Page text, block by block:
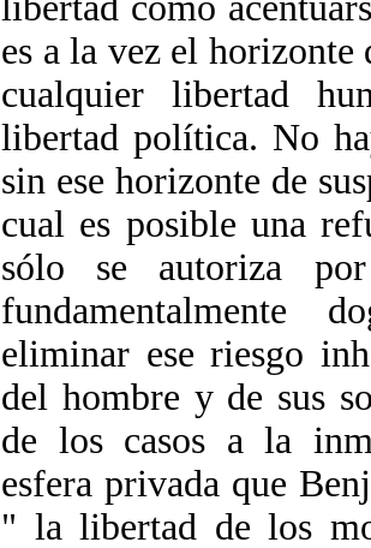
es a la vez el
cualquier libertad
libertad política. No
sin ese horizonte de
cual es posible una
sólo se autoriza
fundamentalmente
eliminar ese riesgo
del hombre y de sus
de los casos a la
esfera privada que
" la libertad de los